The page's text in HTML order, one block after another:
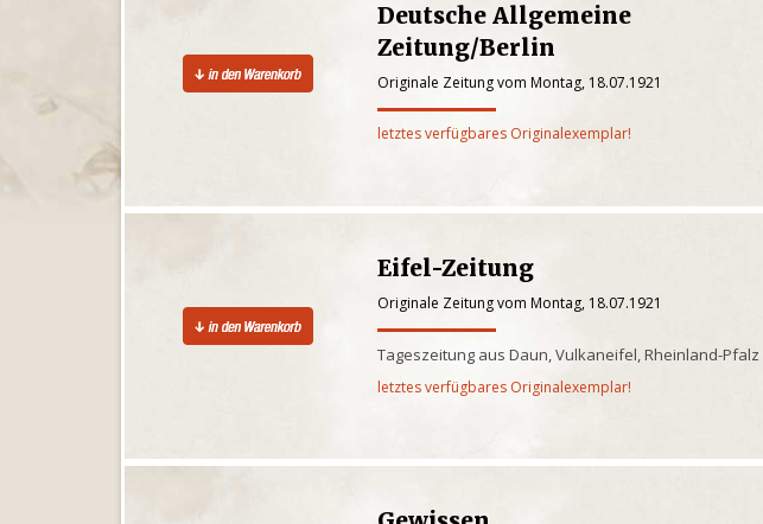
Deutsche Allgemeine
Zeitung/Berlin
Originale Zeitung vom Montag, 18.07.1921
letztes verfügbares Originalexemplar!
Eifel-Zeitung
Originale Zeitung vom Montag, 18.07.1921
Tageszeitung aus Daun, Vulkaneifel, Rheinland-Pfalz
letztes verfügbares Originalexemplar!